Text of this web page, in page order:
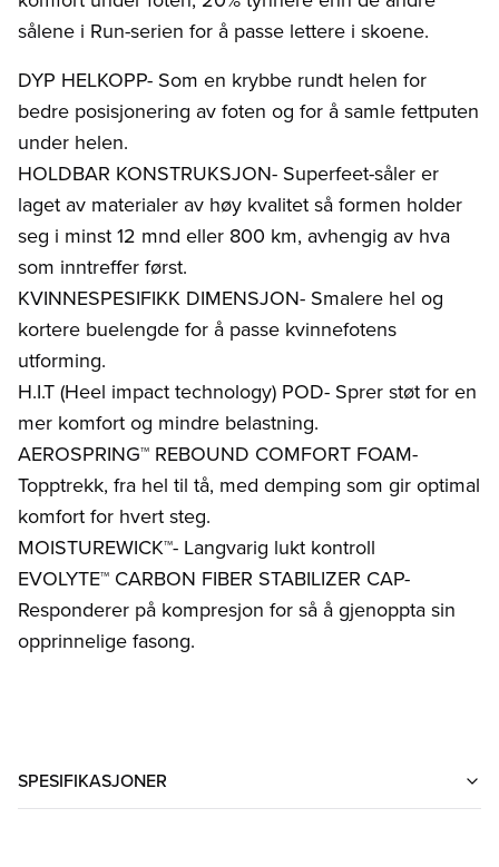
sålene i Run-serien for å passe lettere i skoene.
DYP HELKOPP- Som en krybbe rundt helen for
bedre posisjonering av foten og for å samle fettputen
under helen.
HOLDBAR KONSTRUKSJON- Superfeet-såler er
laget av materialer av høy kvalitet så formen holder
seg i minst 12 mnd eller 800 km, avhengig av hva
som inntreffer først.
KVINNESPESIFIKK DIMENSJON- Smalere hel og
kortere buelengde for å passe kvinnefotens
utforming.
H.I.T (Heel impact technology) POD- Sprer støt for en
mer komfort og mindre belastning.
AEROSPRING™ REBOUND COMFORT FOAM-
Topptrekk, fra hel til tå, med demping som gir optimal
komfort for hvert steg.
MOISTUREWICK™- Langvarig lukt kontroll
EVOLYTE™ CARBON FIBER STABILIZER CAP-
Responderer på kompresjon for så å gjenoppta sin
opprinnelige fasong.
SPESIFIKASJONER